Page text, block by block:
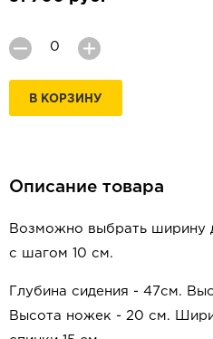
В КОРЗИНУ
Описание товара
Возможно выбрать ширину
с шагом 10 см.
Глубина сидения - 47см.
Высота ножек - 20 см.